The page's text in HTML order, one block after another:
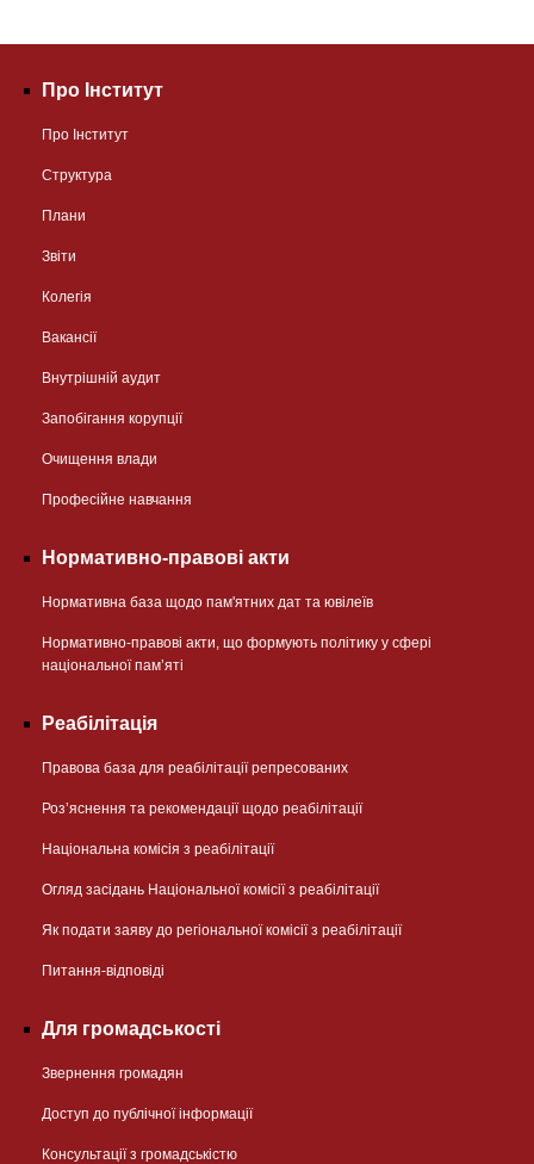
Про Інститут
Про Інститут
Структура
Плани
Звіти
Колегія
Вакансії
Внутрішній аудит
Запобігання корупції
Очищення влади
Професійне навчання
Нормативно-правові акти
Нормативна база щодо пам'ятних дат та ювілеїв
Нормативно-правові акти, що формують політику у сфері
національної памʼяті
Реабілітація
Правова база для реабілітації репресованих
Розʼяснення та рекомендації щодо реабілітації
Національна комісія з реабілітації
Огляд засідань Національної комісії з реабілітації
Як подати заяву до регіональної комісії з реабілітації
Питання-відповіді
Для громадськості
Звернення громадян
Доступ до публічної інформації
Консультації з громадськістю